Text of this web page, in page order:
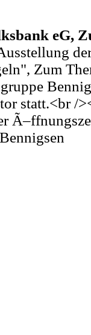
eG,
Zum
statt.<br /